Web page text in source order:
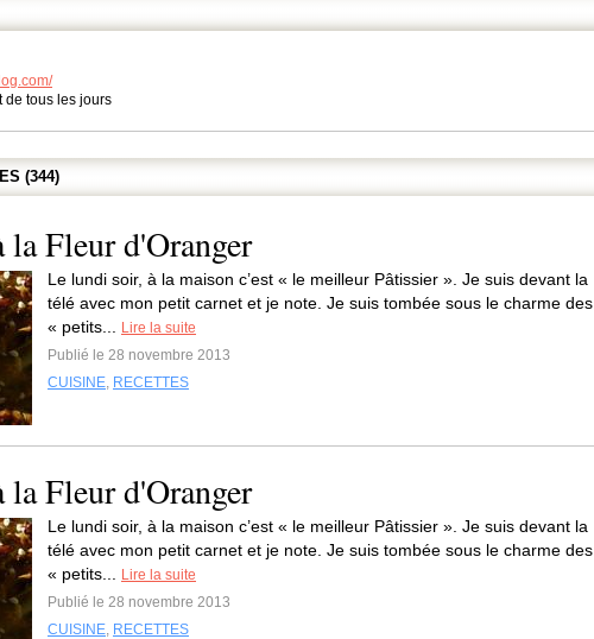
de tous les jours
(344)
la Fleur d'Oranger
Le lundi soir, à la maison c’est « le meilleur Pâtissier ». Je suis devant la
télé avec mon petit carnet et je note. Je suis tombée sous le charme des
« petits...
Lire la suite
Publié le 28 novembre 2013
CUISINE, RECETTES
la Fleur d'Oranger
Le lundi soir, à la maison c’est « le meilleur Pâtissier ». Je suis devant la
télé avec mon petit carnet et je note. Je suis tombée sous le charme des
« petits...
Lire la suite
Publié le 28 novembre 2013
CUISINE, RECETTES